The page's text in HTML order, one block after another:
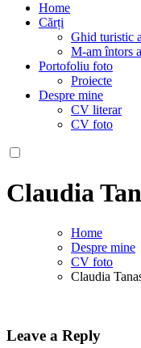
Home
Cărți
Ghid turistic
M-am întors
Portofoliu foto
Proiecte
Despre mine
CV literar
CV foto
Claudia
Home
Despre mine
CV foto
Claudia
Leave a Reply